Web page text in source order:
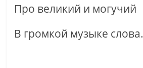
Про великий и могучий
В громкой музыке слова.